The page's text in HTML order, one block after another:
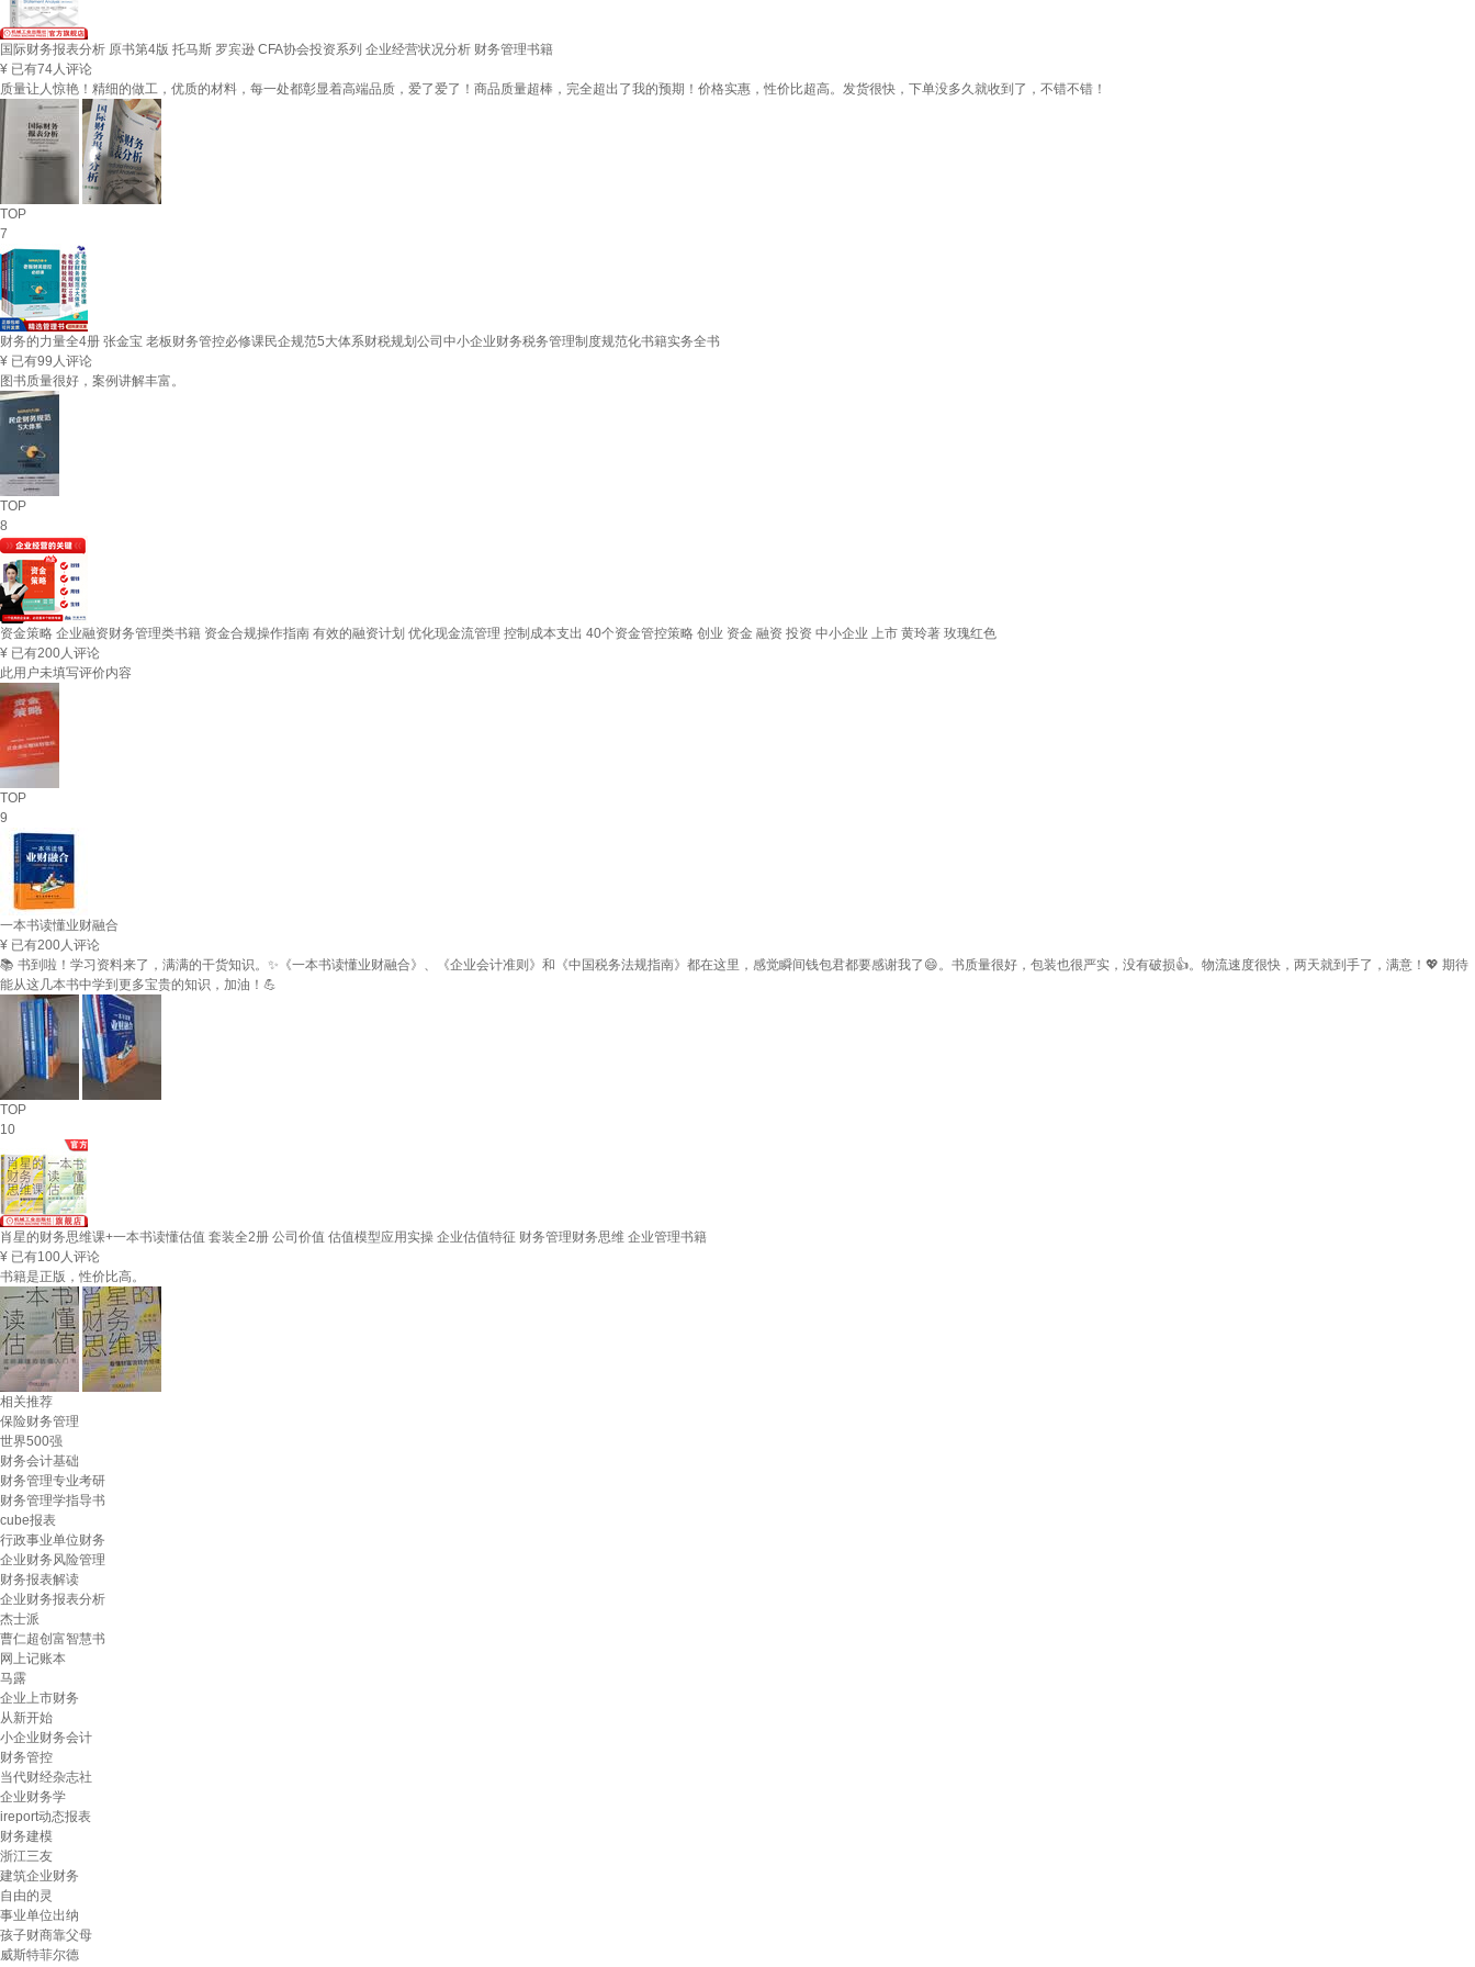
国际财务报表分析 原书第4版 托马斯 罗宾逊 CFA协会投资系列 企业经营状况分析 财务管理书籍
¥ 已有74人评论
质量让人惊艳！精细的做工，优质的材料，每一处都彰显着高端品质，爱了爱了！商品质量超棒，完全超出了我的预期！价格实惠，性价比超高。发货很快，下单没多久就收到了，不错不错！
TOP
7
财务的力量全4册 张金宝 老板财务管控必修课民企规范5大体系财税规划公司中小企业财务税务管理制度规范化书籍实务全书
¥ 已有99人评论
图书质量很好，案例讲解丰富。
TOP
8
资金策略 企业融资财务管理类书籍 资金合规操作指南 有效的融资计划 优化现金流管理 控制成本支出 40个资金管控策略 创业 资金 融资 投资 中小企业 上市 黄玲著 玫瑰红色
¥ 已有200人评论
此用户未填写评价内容
TOP
9
一本书读懂业财融合
¥ 已有200人评论
📚 书到啦！学习资料来了，满满的干货知识。✨《一本书读懂业财融合》、《企业会计准则》和《中国税务法规指南》都在这里，感觉瞬间钱包君都要感谢我了😄。书质量很好，包装也很严实，没有破损👍。物流速度很快，两天就到手了，满意！💖 期待
能从这几本书中学到更多宝贵的知识，加油！💪
TOP
10
肖星的财务思维课+一本书读懂估值 套装全2册 公司价值 估值模型应用实操 企业估值特征 财务管理财务思维 企业管理书籍
¥ 已有100人评论
书籍是正版，性价比高。
相关推荐
保险财务管理
世界500强
财务会计基础
财务管理专业考研
财务管理学指导书
cube报表
行政事业单位财务
企业财务风险管理
财务报表解读
企业财务报表分析
杰士派
曹仁超创富智慧书
网上记账本
马露
企业上市财务
从新开始
小企业财务会计
财务管控
当代财经杂志社
企业财务学
ireport动态报表
财务建模
浙江三友
建筑企业财务
自由的灵
事业单位出纳
孩子财商靠父母
威斯特菲尔德